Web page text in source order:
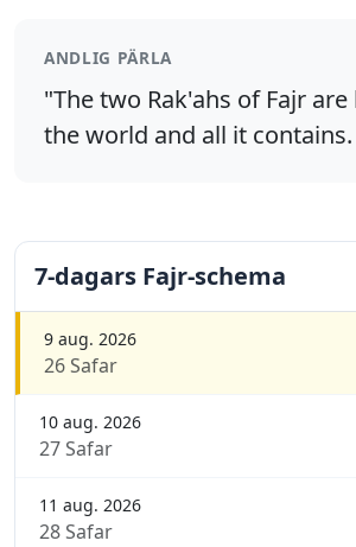
ANDLIG PÄRLA
"The two Rak'ahs of Fajr
the world and all it
7-dagars Fajr-schema
9 aug. 2026
26 Safar
10 aug. 2026
27 Safar
11 aug. 2026
28 Safar